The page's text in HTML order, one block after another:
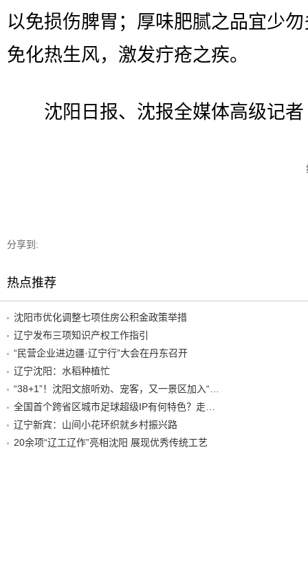
以免损伤脾胃；厚味肥腻之品宜少
免化热生风，激发疔疮之疾。
沈阳日报、沈报全媒体高级记者
分享到:
热点推荐
沈阳市优化调整七项住房公积金政策举措
辽宁发布三项知识产权工作指引
“民营企业进边疆·辽宁行”大会在丹东召开
辽宁沈阳：水稻种植忙
辽宁新宾：山间小花环织就乡村振兴路
20余项“辽工辽作”亮相沈阳 展现优秀传统工艺